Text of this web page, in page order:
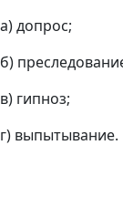
а) допрос;
б)
в) гипноз;
г) выпытывание.